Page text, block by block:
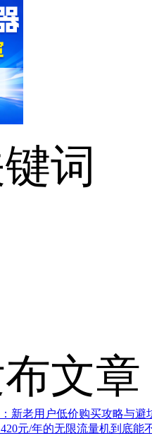
词
文章
新老用户低价购买攻略与避
元/年的无限流量机到底能